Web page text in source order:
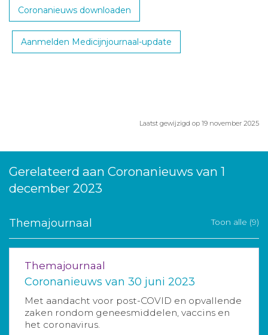
Coronanieuws downloaden
Aanmelden Medicijnjournaal-update
Laatst gewijzigd op 19 november 2025
Gerelateerd aan Coronanieuws van 1
december 2023
Themajournaal Toon alle (9)
Themajournaal
Coronanieuws van 30 juni 2023
Met aandacht voor post-COVID en opvallende
zaken rondom geneesmiddelen, vaccins en
het coronavirus.